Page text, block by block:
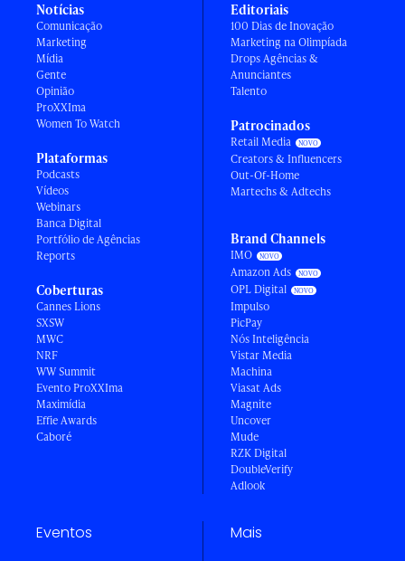
Notícias
Comunicação
Marketing
Mídia
Gente
Opinião
ProXXIma
Women To Watch
Plataformas
Podcasts
Vídeos
Webinars
Banca Digital
Portfólio de Agências
Reports
Coberturas
Cannes Lions
SXSW
MWC
NRF
WW Summit
Evento ProXXIma
Maximídia
Effie Awards
Caboré
Editoriais
100 Dias de Inovação
Marketing na Olimpíada
Drops Agências &
Anunciantes
Talento
Patrocinados
Retail Media
Creators & Influencers
Out-Of-Home
Martechs & Adtechs
Brand Channels
IMO
Amazon Ads
OPL Digital
Impulso
PicPay
Nós Inteligência
Vistar Media
Machina
Viasat Ads
Magnite
Uncover
Mude
RZK Digital
DoubleVerify
Adlook
Eventos Mais